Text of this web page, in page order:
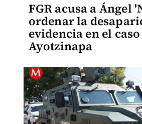
FGR acusa a Ángel
ordenar la
evidencia en el caso
Ayotzinapa